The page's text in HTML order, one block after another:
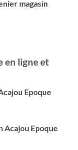
magasin
en ligne et
Epoque
Acajou Epoque